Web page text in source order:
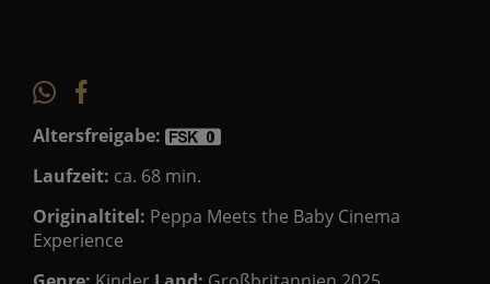
Altersfreigabe:
Laufzeit: ca. 68 min.
Originaltitel: Peppa Meets the Baby Cinema
Experience